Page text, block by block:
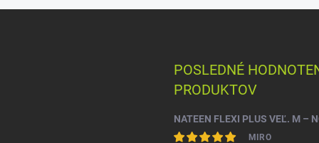
POSLEDNÉ
PRODUKTOV
MIRO